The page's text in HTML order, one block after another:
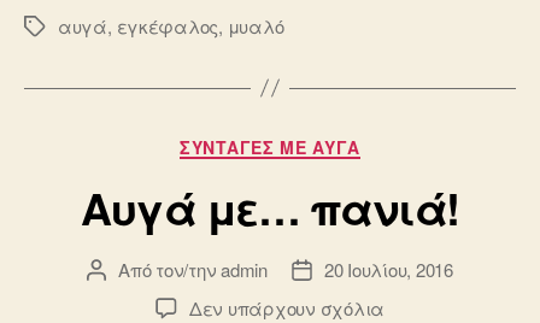
Ετικέτες
αυγά, εγκέφαλος, μυαλό
Κατηγορίες
ΣΥΝΤΑΓΈΣ ΜΕ ΑΥΓΆ
Αυγά με… πανιά!
Συντάκτης
άρθρου
Από τον/τηνadmin
Ημ.
δημοσίευσης
20 Ιουλίου, 2016
Δεν υπάρχουν σχόλια